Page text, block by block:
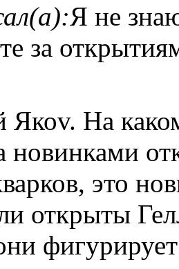
Я не
за
Якоv. На
новинками
это
открыты